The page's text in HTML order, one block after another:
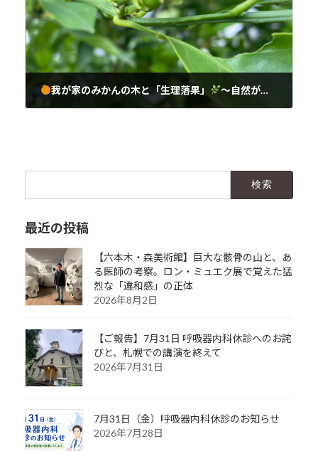
我が家のみかんの木と「生理落果」 ～自然が教えてくれる“手放す力”～
最近の投稿
【六本木・森美術館】巨大な骸骨の山と、あ
る医師の考察。ロン・ミュエク展で覚えた猛
烈な「違和感」の正体
2026年8月2日
【ご報告】7月31日 呼吸器内科休診へのお詫
びと、札幌での講演を終えて
2026年7月31日
7月31日（金）呼吸器内科休診のお知らせ
2026年7月28日